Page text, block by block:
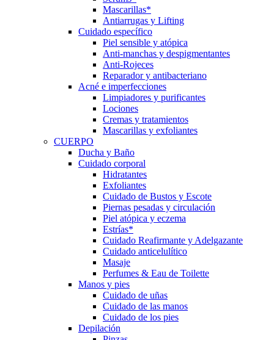
Mascarillas*
Antiarrugas y Lifting
Cuidado específico
Piel sensible y atópica
Anti-manchas y despigmentantes
Anti-Rojeces
Reparador y antibacteriano
Acné e imperfecciones
Limpiadores y purificantes
Lociones
Cremas y tratamientos
Mascarillas y exfoliantes
CUERPO
Ducha y Baño
Cuidado corporal
Hidratantes
Exfoliantes
Cuidado de Bustos y Escote
Piernas pesadas y circulación
Piel atópica y eczema
Estrías*
Cuidado Reafirmante y Adelgazante
Cuidado anticelulítico
Masaje
Perfumes & Eau de Toilette
Manos y pies
Cuidado de uñas
Cuidado de las manos
Cuidado de los pies
Depilación